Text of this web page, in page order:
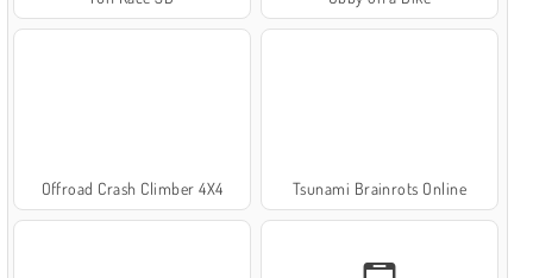
Offroad Crash Climber 4X4 Tsunami Brainrots Online